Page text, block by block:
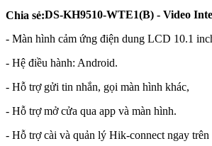
Chia sẻ:DS-KH9510-WTE1(B) - Video
- Màn hình cảm ứng điện dung LCD 10.1
- Hệ điều hành: Android.
- Hỗ trợ gửi tin nhắn, gọi màn hình khác,
- Hỗ trợ mở cửa qua app và màn hình.
- Hỗ trợ cài và quản lý Hik-connect ngay trên